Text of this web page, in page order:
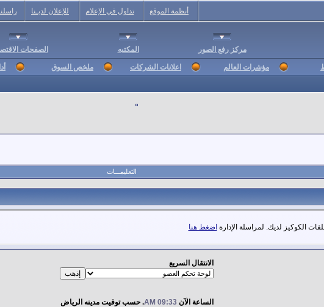
أنظمة الموقع تداول في الإعلام للإعلان لديـنا
مركز رفع الصور المكتبه الصفحات
مؤشرات العالم اعلانات الشركات ملخص السوق
التعليمـــات
الكوكيز لديك. لمراسلة الإدارة اضغط هنا
الانتقال السريع
الساعة الآن09:33 AM . حسب توقيت مدينه الرياض